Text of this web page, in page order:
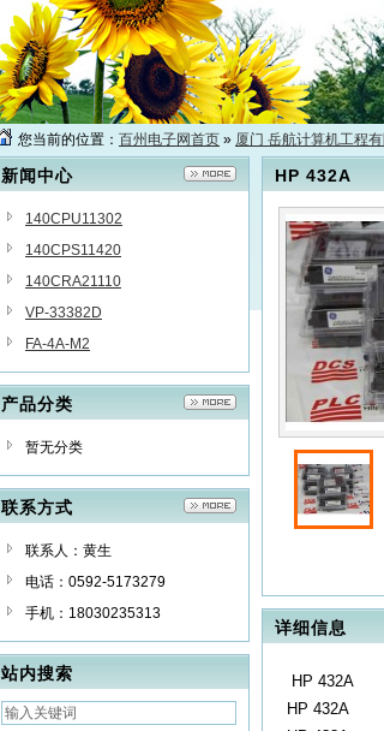
您当前的位置： 百州电子网首页 » 厦门 岳航计算机工程有
新闻中心
140CPU11302
140CPS11420
140CRA21110
VP-33382D
FA-4A-M2
产品分类
暂无分类
联系方式
联系人：黄生
电话：0592-5173279
手机：18030235313
站内搜索
HP 432A
详细信息
HP 432A
HP 432A